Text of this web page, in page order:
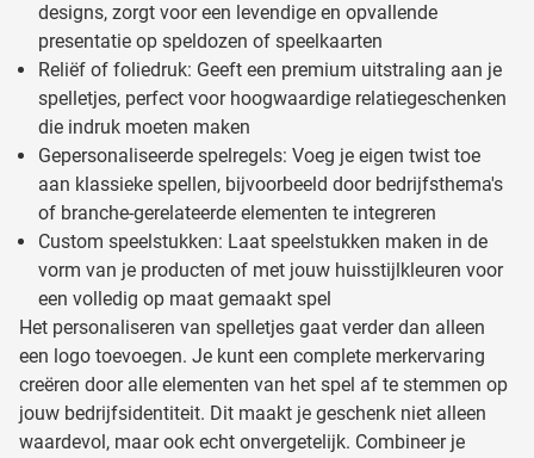
designs, zorgt voor een levendige en opvallende
presentatie op speldozen of speelkaarten
Reliëf of foliedruk: Geeft een premium uitstraling aan je
spelletjes, perfect voor hoogwaardige relatiegeschenken
die indruk moeten maken
Gepersonaliseerde spelregels: Voeg je eigen twist toe
aan klassieke spellen, bijvoorbeeld door bedrijfsthema's
of branche-gerelateerde elementen te integreren
Custom speelstukken: Laat speelstukken maken in de
vorm van je producten of met jouw huisstijlkleuren voor
een volledig op maat gemaakt spel
Het personaliseren van spelletjes gaat verder dan alleen
een logo toevoegen. Je kunt een complete merkervaring
creëren door alle elementen van het spel af te stemmen op
jouw bedrijfsidentiteit. Dit maakt je geschenk niet alleen
waardevol, maar ook echt onvergetelijk. Combineer je